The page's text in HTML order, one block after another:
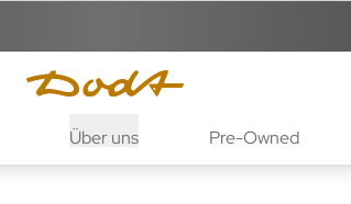
Über uns Pre-Owned